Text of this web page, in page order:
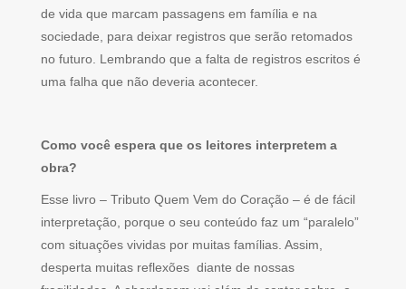
de vida que marcam passagens em família e na
sociedade, para deixar registros que serão retomados
no futuro. Lembrando que a falta de registros escritos é
uma falha que não deveria acontecer.
Como você espera que os leitores interpretem a
obra?
Esse livro – Tributo Quem Vem do Coração – é de fácil
interpretação, porque o seu conteúdo faz um “paralelo”
com situações vividas por muitas famílias. Assim,
desperta muitas reflexões diante de nossas